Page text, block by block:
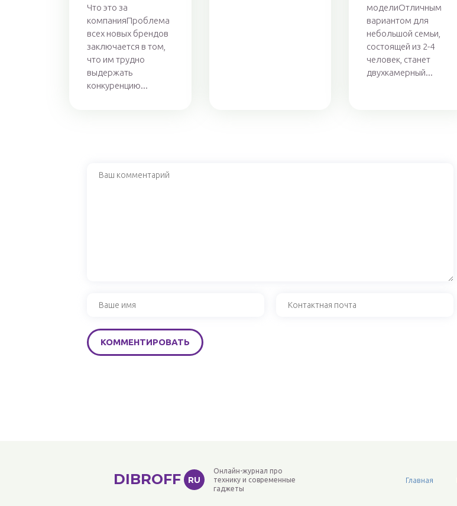
Что это за
компанияПроблема
всех новых брендов
заключается в том,
что им трудно
выдержать
конкуренцию...
моделиОтличным
вариантом для
небольшой семьи,
состоящей из 2-4
человек, станет
двухкамерный...
DIBROFF RU
Онлайн-журнал про
технику и современные
гаджеты
Главная